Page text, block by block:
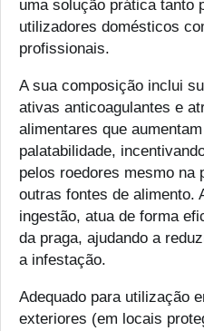
uma solução prática tanto
utilizadores domésticos
profissionais.
A sua composição inclui
ativas anticoagulantes e
alimentares que
palatabilidade,
pelos roedores mesmo na
outras fontes de alimento.
ingestão, atua de forma
da praga, ajudando a
a infestação.
Adequado para utilização
exteriores (em locais